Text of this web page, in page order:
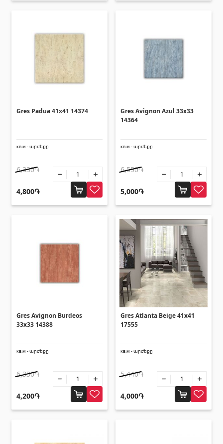
Gres Padua 41x41 14374
кв.м - արժեքը
6,330֏
4,800֏
Gres Avignon Azul 33x33
14364
кв.м - արժեքը
6,550֏
5,000֏
Gres Avignon Burdeos
33x33 14388
кв.м - արժեքը
6,330֏
4,200֏
Gres Atlanta Beige 41x41
17555
кв.м - արժեքը
5,440֏
4,000֏